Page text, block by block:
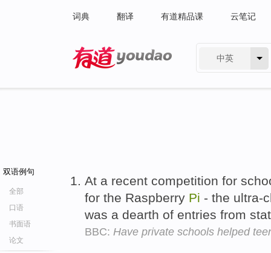
词典 翻译 有道精品课 云笔记
中英
双语例句
全部
口语
书面语
论文
At a recent competition for
for the Raspberry Pi - the ultra-
was a dearth of entries from
BBC: Have private schools helped